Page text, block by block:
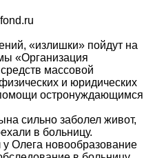
«излишки» пойдут на
«Организация
массовой
и юридических
остронуждающимся
сильно заболел живот,
в больницу.
Олега новообразование